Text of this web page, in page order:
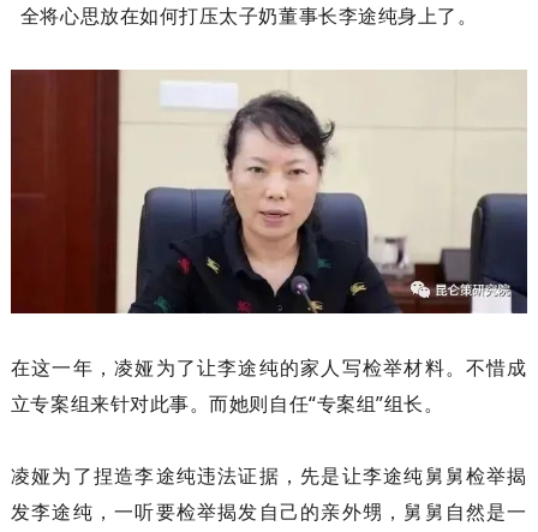
全将心思放在如何打压太子奶董事长李途纯身上了。
在这一年，凌娅为了让李途纯的家人写检举材料。不惜成
立专案组来针对此事。而她则自任“专案组”组长。
凌娅为了捏造李途纯违法证据，先是让李途纯舅舅检举揭
发李途纯，一听要检举揭发自己的亲外甥，舅舅自然是一